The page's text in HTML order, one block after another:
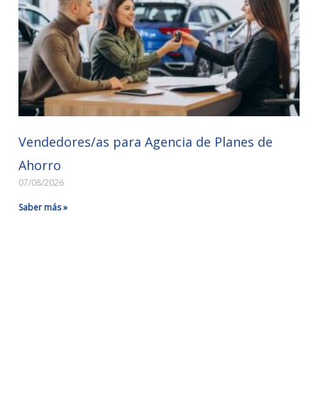
Vendedores/as para Agencia de Planes de
Ahorro
07/08/2026
Saber más »